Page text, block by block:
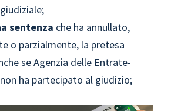
sentenza che ha annullato,
o parzialmente, la pretesa
se Agenzia delle Entrate-
ha partecipato al giudizio;